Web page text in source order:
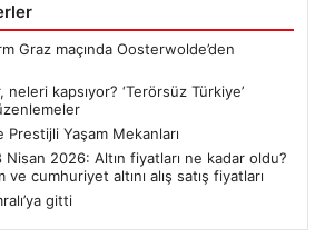
Graz maçında Oosterwolde’den
kapsıyor? ‘Terörsüz Türkiye’
Prestijli Yaşam Mekanları
Nisan 2026: Altın fiyatları ne kadar oldu?
ve cumhuriyet altını alış satış fiyatları
gitti